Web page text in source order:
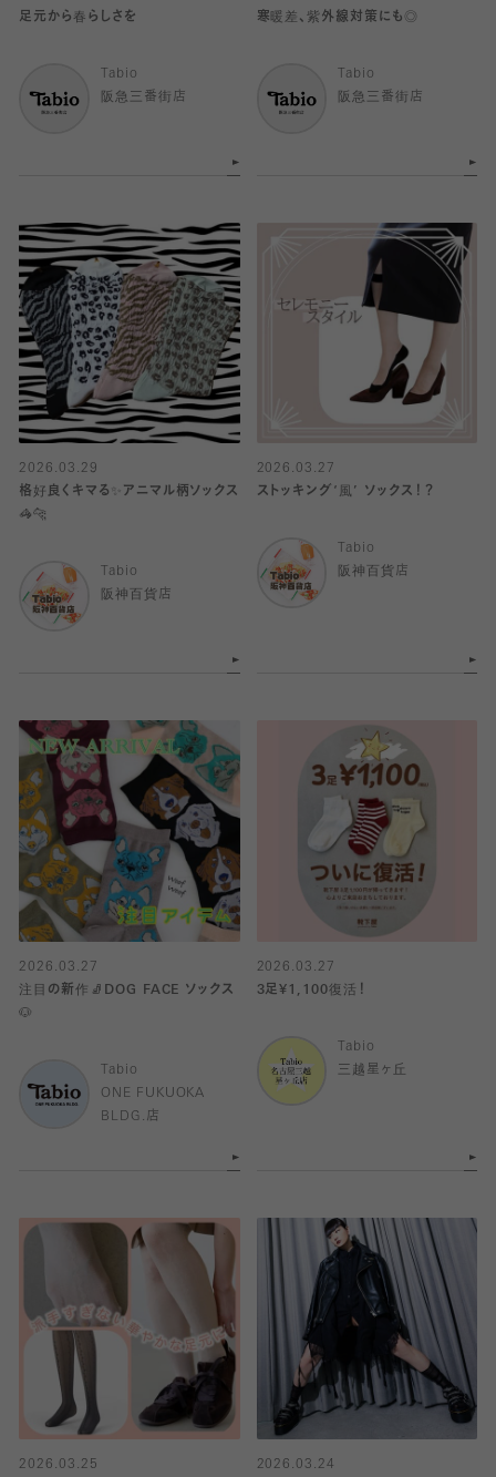
足元から春らしさを
Tabio
阪急三番街店
寒暖差、紫外線対策にも◎
Tabio
阪急三番街店
2026.03.29
格好良くキマる✨アニマル柄ソックス
🦓🐆
Tabio
阪神百貨店
2026.03.27
ストッキング‘風’ ソックス！？
Tabio
阪神百貨店
2026.03.27
注目の新作🧦DOG FACE ソックス
🐶
Tabio
ONE FUKUOKA
BLDG.店
2026.03.27
3足¥1,100復活！
Tabio
三越星ヶ丘
2026.03.25
2026.03.24